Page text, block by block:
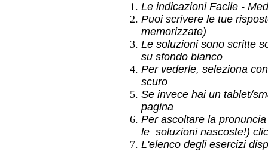
Le indicazioni Facile -
Puoi scrivere le tue
memorizzate)
Le soluzioni sono scritte
su sfondo bianco
Per vederle, seleziona
scuro
Se invece hai un tablet/
pagina
Per ascoltare la
le soluzioni nascoste!)
L'elenco degli esercizi